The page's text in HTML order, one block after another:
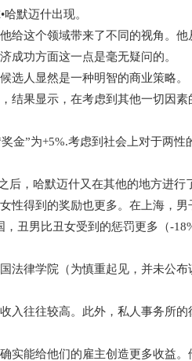
默迈什出现。
给这个领域带来了不同的视角。他
功方面这一点是毫无疑问的。
选人显然是一种明智的商业策略。
结果显示，在考虑到其他一切因素
金”为+5%.考虑到社会上对于两性
后，哈默迈什又在其他的地方进行
性得到的奖励也更多。在上海，男
丑男比丑女受到的惩罚更多（-
法律学院（为慎重起见，并未公布
入往往较高。此外，私人事务所的
实能给他们的雇主创造更多收益。